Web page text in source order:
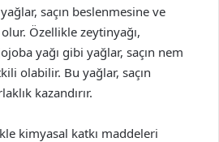
saçın beslenmesine ve
Özellikle zeytinyağı,
yağı gibi yağlar, saçın nem
olabilir. Bu yağlar, saçın
kazandırır.
kimyasal katkı maddeleri